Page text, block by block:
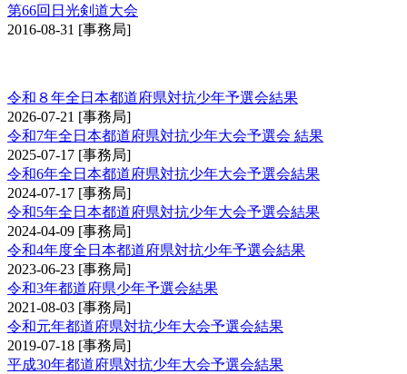
第66回日光剣道大会
2016-08-31 [事務局]
令和８年全日本都道府県対抗少年予選会結果
2026-07-21 [事務局]
令和7年全日本都道府県対抗少年大会予選会 結果
2025-07-17 [事務局]
令和6年全日本都道府県対抗少年大会予選会結果
2024-07-17 [事務局]
令和5年全日本都道府県対抗少年大会予選会結果
2024-04-09 [事務局]
令和4年度全日本都道府県対抗少年予選会結果
2023-06-23 [事務局]
令和3年都道府県少年予選会結果
2021-08-03 [事務局]
令和元年都道府県対抗少年大会予選会結果
2019-07-18 [事務局]
平成30年都道府県対抗少年大会予選会結果